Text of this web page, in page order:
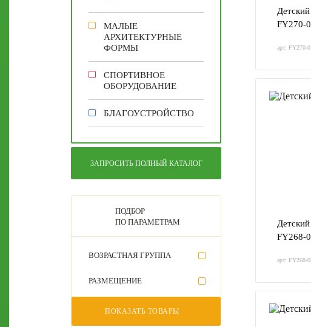
МАЛЫЕ
АРХИТЕКТУРНЫЕ
ФОРМЫ
СПОРТИВНОЕ
ОБОРУДОВАНИЕ
БЛАГОУСТРОЙСТВО
ЗАПРОСИТЬ ПОЛНЫЙ КАТАЛОГ
ПОДБОР
ПО ПАРАМЕТРАМ
ВОЗРАСТНАЯ ГРУППА
РАЗМЕЩЕНИЕ
ПОКАЗАТЬ ТОВАРЫ
FY270-
арт: FY270-
FY268-
арт: FY268-